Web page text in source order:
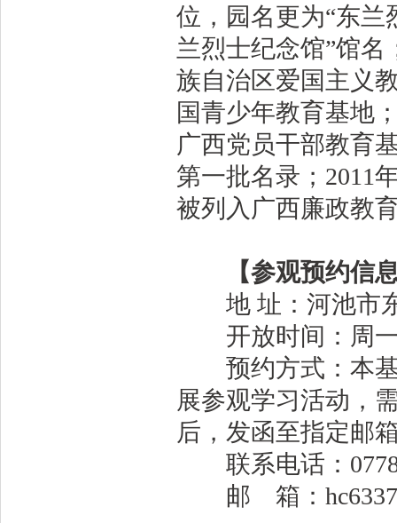
位，园名更为“东兰
兰烈士纪念馆”馆名
族自治区爱国主义
国青少年教育基地
广西党员干部教育
第一批名录；2011
被列入广西廉政教
【参观预约信
地 址：河池市东
开放时间：周一
预约方式：本基
展参观学习活动，
后，发函至指定邮
联系电话：
邮 箱：